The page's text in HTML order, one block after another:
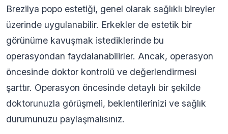
Brezilya popo estetiği, genel olarak sağlıklı bireyler
üzerinde uygulanabilir. Erkekler de estetik bir
görünüme kavuşmak istediklerinde bu
operasyondan faydalanabilirler. Ancak, operasyon
öncesinde doktor kontrolü ve değerlendirmesi
şarttır. Operasyon öncesinde detaylı bir şekilde
doktorunuzla görüşmeli, beklentilerinizi ve sağlık
durumunuzu paylaşmalısınız.